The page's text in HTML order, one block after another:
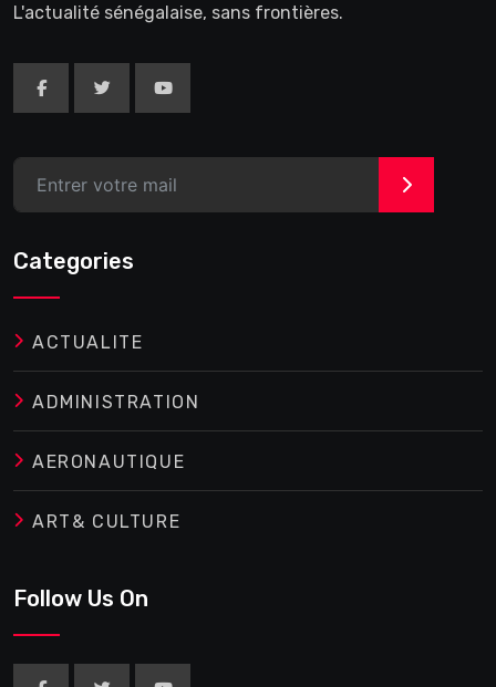
L'actualité sénégalaise, sans frontières.
>
Categories
ACTUALITE
ADMINISTRATION
AERONAUTIQUE
ART& CULTURE
Follow Us On